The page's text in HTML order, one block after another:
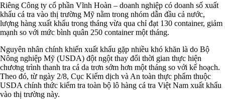
Riêng Công ty cổ phần Vĩnh Hoàn – doanh nghiệp có doanh số xuất
khẩu cá tra vào thị trường Mỹ nằm trong nhóm dẫn đầu cả nước,
lượng hàng xuất khẩu trong tháng vừa qua chỉ đạt 130 container, giảm
mạnh so với mức bình quân 250 container một tháng.
Nguyên nhân chính khiến xuất khẩu gặp nhiều khó khăn là do Bộ
Nông nghiệp Mỹ (USDA) đột ngột thay đổi thời gian thực hiện
chương trình thanh tra cá da trơn sớm hơn một tháng so với kế hoạch.
Theo đó, từ ngày 2/8, Cục Kiểm dịch và An toàn thực phẩm thuộc
USDA chính thức kiểm tra toàn bộ lô hàng cá tra Việt Nam xuất khẩu
vào thị trường này.